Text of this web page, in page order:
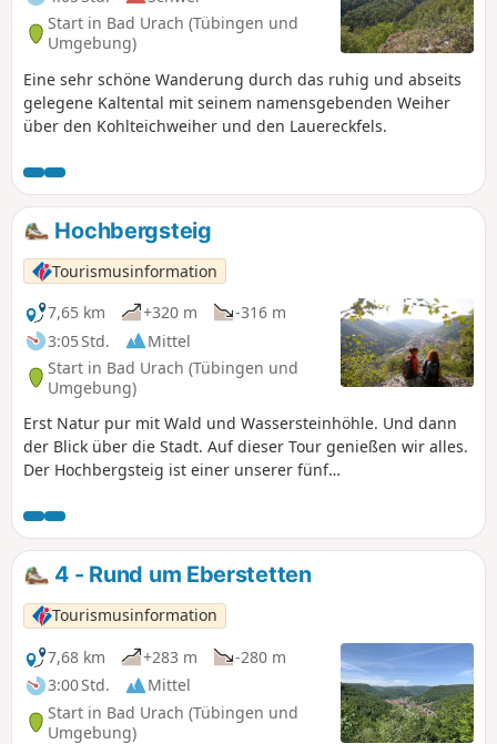
unseren nächsten Wegpunkt, die Burgruine Hohenurach,
zu erreichen, queren wir den Sattel und erklimmen den
letzten Anstieg auf den 692 m hohen Schlossberg. Auf der
alten Festungsanlage Burgruine Hohenurach gibt es
zahlreiche Winkel und Nischen zu erkunden...und
faszinierende Ausblicke.
Start in Bad Urach (Tübingen und
Umgebung)
Eine sehr schöne Wanderung durch das ruhig und abseits
gelegene Kaltental mit seinem namensgebenden Weiher
über den Kohlteichweiher und den Lauereckfels.
Hochbergsteig
Tourismusinformation
7,65 km
+320 m
-316 m
3:05 Std.
Mittel
Start in Bad Urach (Tübingen und
Umgebung)
Erst Natur pur mit Wald und Wassersteinhöhle. Und dann
der Blick über die Stadt. Auf dieser Tour genießen wir alles.
Der Hochbergsteig ist einer unserer fünf
Wandergäste zu den Naturschönheiten innerhalb des
Biosphärengebiets Schwäbische Alb führen. Nicht nur der
Aussichtspunkt Michelskäppele, sondern auch die
verschiedenen Felsvorsprünge der Kunstmühlefelsen
überzeugen mit fantastischen Ausblicken über die Stadt
und das Seeburger Tal. Zwischen den einzelnen
Aussichtspunkten verläuft ein schmaler Waldpfad entlang
der Albkante. Gemütliche Waldliegen laden zum
Entspannen auf der Albhochfläche ein.
4 - Rund um Eberstetten
Tourismusinformation
7,68 km
+283 m
-280 m
3:00 Std.
Mittel
Start in Bad Urach (Tübingen und
Umgebung)